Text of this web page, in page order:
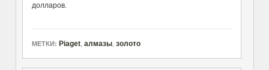
долларов.
МЕТКИ: Piaget, алмазы, золото